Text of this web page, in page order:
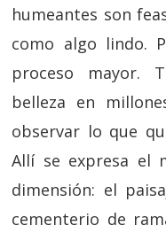
humeantes son
como algo lindo.
proceso mayor.
belleza en
observar lo que
Allí se expresa el
dimensión: el
cementerio de